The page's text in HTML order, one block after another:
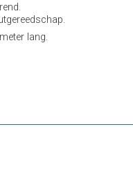
lang.